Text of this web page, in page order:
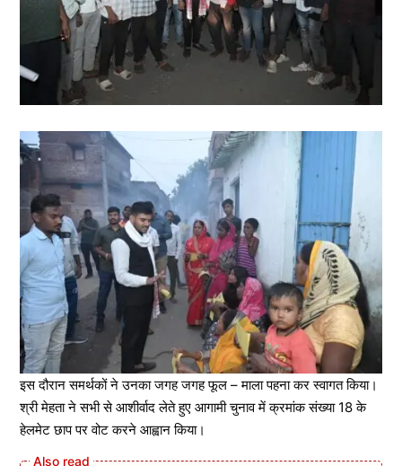
इस दौरान समर्थकों ने उनका जगह जगह फूल – माला पहना कर स्वागत किया।
श्री मेहता ने सभी से आशीर्वाद लेते हुए आगामी चुनाव में क्रमांक संख्या 18 के
हेलमेट छाप पर वोट करने आह्वान किया।